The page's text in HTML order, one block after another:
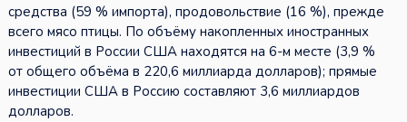
средства (59 % импорта), продовольствие (16 %), прежде
всего мясо птицы. По объёму накопленных иностранных
инвестиций в России США находятся на 6-м месте (3,9 %
от общего объёма в 220,6 миллиарда долларов); прямые
инвестиции США в Россию составляют 3,6 миллиардов
долларов.